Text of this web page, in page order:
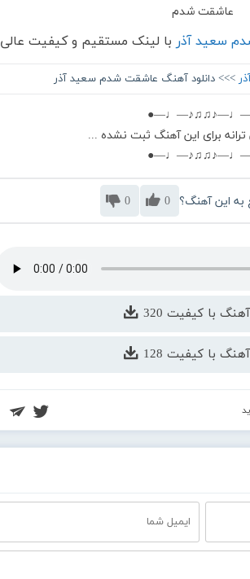
عاشقت شدم
سعید آذر با لینک مستقیم و کیفیت عالی
>>> دانلود آهنگ عاشقت شدم سعید آذر
برای این آهنگ ثبت نشده ...
به این آهنگ؟ 0
0
با کیفیت 320
با کیفیت 128